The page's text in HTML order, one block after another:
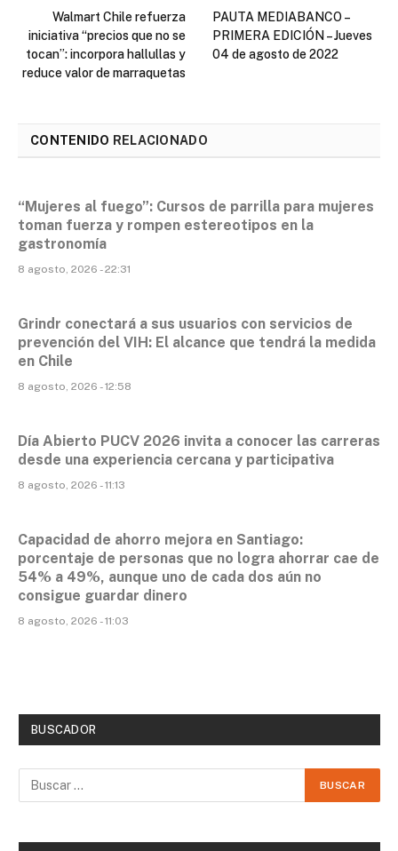
Walmart Chile refuerza
iniciativa “precios que no se
tocan”: incorpora hallullas y
reduce valor de marraquetas
PAUTA MEDIABANCO –
PRIMERA EDICIÓN – Jueves
04 de agosto de 2022
CONTENIDO RELACIONADO
“Mujeres al fuego”: Cursos de parrilla para mujeres
toman fuerza y rompen estereotipos en la
gastronomía
8 agosto, 2026 - 22:31
Grindr conectará a sus usuarios con servicios de
prevención del VIH: El alcance que tendrá la medida
en Chile
8 agosto, 2026 - 12:58
Día Abierto PUCV 2026 invita a conocer las carreras
desde una experiencia cercana y participativa
8 agosto, 2026 - 11:13
Capacidad de ahorro mejora en Santiago:
porcentaje de personas que no logra ahorrar cae de
54% a 49%, aunque uno de cada dos aún no
consigue guardar dinero
8 agosto, 2026 - 11:03
BUSCADOR